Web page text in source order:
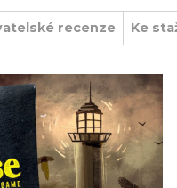
recenze Ke